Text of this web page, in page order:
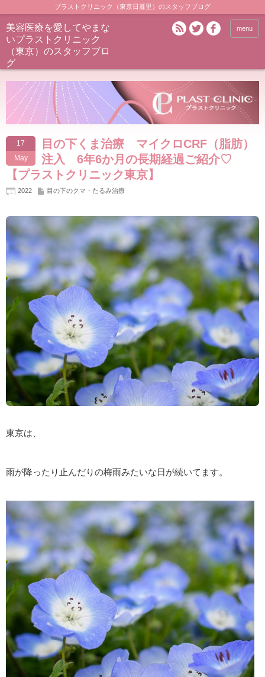
プラストクリニック（東京日暮里）のスタッフブログ
美容医療を愛してやまな
いプラストクリニック
（東京）のスタッフブロ
グ
menu
17
May
目の下くま治療 マイクロCRF（脂肪）
注入 6年6か月の長期経過ご紹介♡
【プラストクリニック東京】
2022 目の下のクマ・たるみ治療
東京は、
雨が降ったり止んだりの梅雨みたいな日が続いてます。